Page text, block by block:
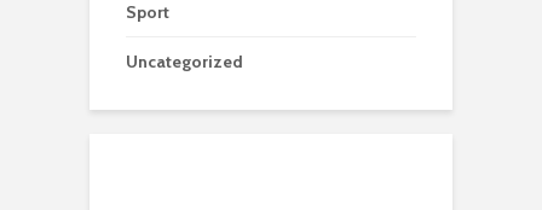
Sport
Uncategorized